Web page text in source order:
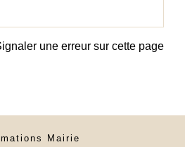
une erreur sur cette page
Mairie